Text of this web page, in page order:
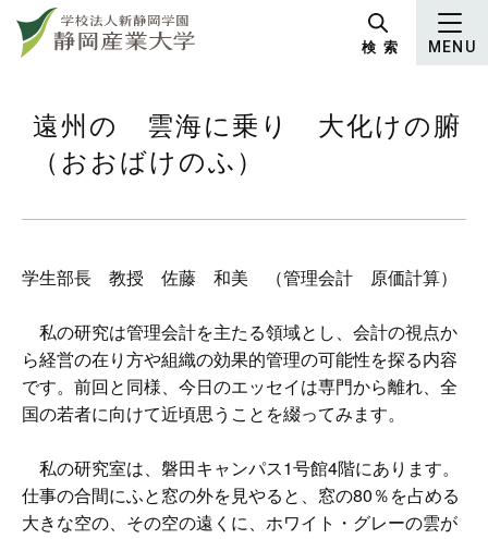
グ
本
ロ
フ
検 索 MENU
遠州の 雲海に乗り 大化けの腑
（おおばけのふ）
学生部長 教授 佐藤 和美 （管理会計 原価計算）
私の研究は管理会計を主たる領域とし、会計の視点か
ら経営の在り方や組織の効果的管理の可能性を探る内容
です。前回と同様、今日のエッセイは専門から離れ、全
国の若者に向けて近頃思うことを綴ってみます。
私の研究室は、磐田キャンパス1号館4階にあります。
仕事の合間にふと窓の外を見やると、窓の80％を占める
大きな空の、その空の遠くに、ホワイト・グレーの雲が